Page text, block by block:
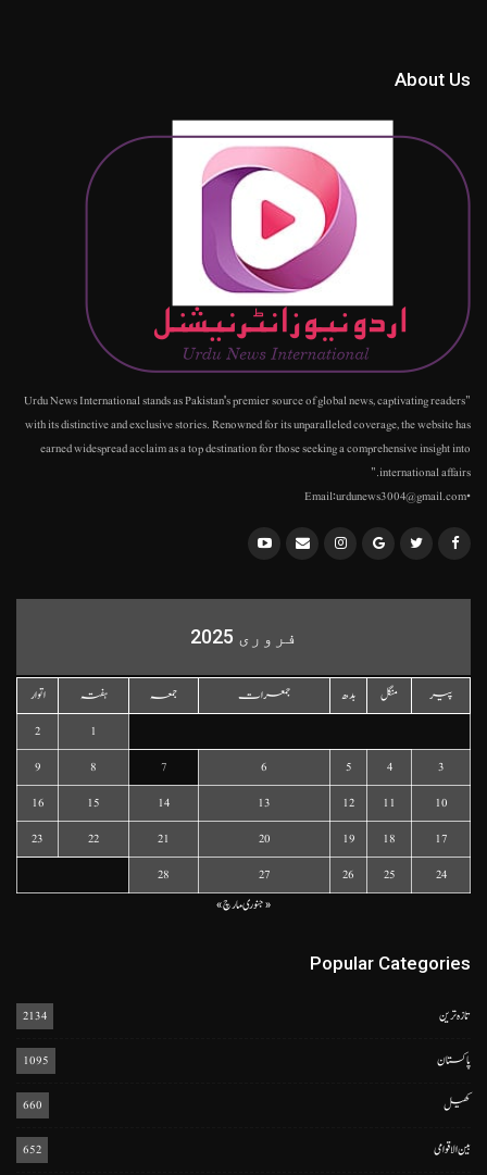
About Us
"Urdu News International stands as Pakistan's premier source of global news, captivating readers
with its distinctive and exclusive stories. Renowned for its unparalleled coverage, the website has
earned widespread acclaim as a top destination for those seeking a comprehensive insight into
international affairs."
•Email:urdunews3004@gmail.com
فروری 2025
پیر منگل بدھ جمعرات جمعہ ہفتہ
اتوار
1
2
3
4
5
6
7
8
9
10
11
12
13
14
15
16
17
18
19
20
21
22
23
24
25
26
27
28
« جنوریمارچ »
Popular Categories
تازہ ترین 2134
پاکستان 1095
کھیل 660
بین الاقوامی 652